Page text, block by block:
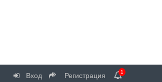
Вход Регистрация 1